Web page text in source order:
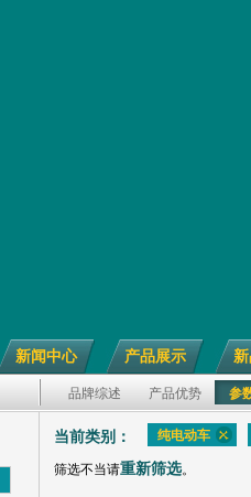
新闻中心 产品展示
品牌综述 产品优势 参
当前类别： 纯电动车
筛选不当请重新筛选。